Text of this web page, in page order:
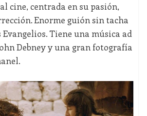
cine, centrada en su pasión,
Enorme guión sin tacha
Tiene una música ad
Debney y una gran fotografía